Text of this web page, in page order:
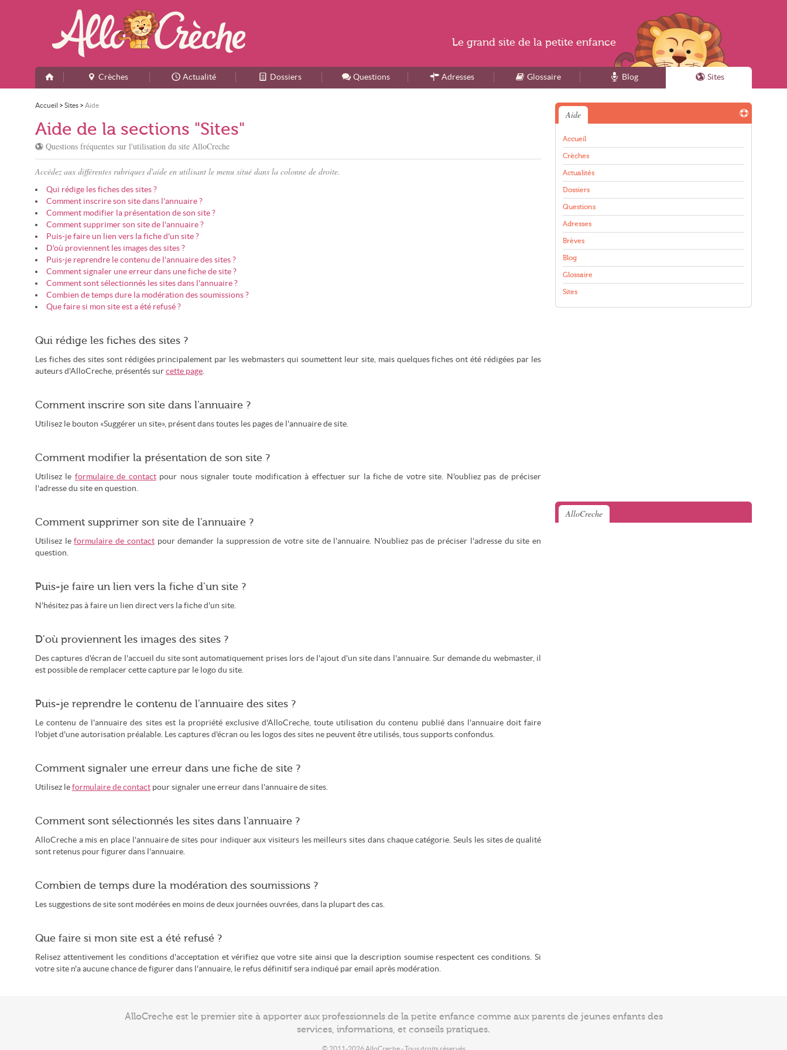
Accueil
Crèches Actualité Dossiers Questions Adresses Glossaire Blog Sites
Accueil > Sites > Aide
Aide de la sections "Sites"
Questions fréquentes sur l'utilisation du site AlloCreche
Accédez aux différentes rubriques d'aide en utilisant le menu situé dans la colonne de droite.
Qui rédige les fiches des sites ?
Comment inscrire son site dans l'annuaire ?
Comment modifier la présentation de son site ?
Comment supprimer son site de l'annuaire ?
Puis-je faire un lien vers la fiche d'un site ?
D'où proviennent les images des sites ?
Puis-je reprendre le contenu de l'annuaire des sites ?
Comment signaler une erreur dans une fiche de site ?
Comment sont sélectionnés les sites dans l'annuaire ?
Combien de temps dure la modération des soumissions ?
Que faire si mon site est a été refusé ?
Qui rédige les fiches des sites ?
Les fiches des sites sont rédigées principalement par les webmasters qui soumettent leur site, mais quelques fiches ont été rédigées par les
auteurs d'AlloCreche, présentés sur cette page.
Comment inscrire son site dans l'annuaire ?
Utilisez le bouton «Suggérer un site», présent dans toutes les pages de l'annuaire de site.
Comment modifier la présentation de son site ?
Utilisez le formulaire de contactpour nous signaler toute modification à effectuer sur la fiche de votre site. N'oubliez pas de préciser
l'adresse du site en question.
Comment supprimer son site de l'annuaire ?
Utilisez leformulaire de contactpour demander la suppression de votre site de l'annuaire. N'oubliez pas de préciser l'adresse du site en
question.
Puis-je faire un lien vers la fiche d'un site ?
N'hésitez pas à faire un lien direct vers la fiche d'un site.
D'où proviennent les images des sites ?
Des captures d'écran de l'accueil du site sont automatiquement prises lors de l'ajout d'un site dans l'annuaire. Sur demande du webmaster, il
est possible de remplacer cette capture par le logo du site.
Puis-je reprendre le contenu de l'annuaire des sites ?
Le contenu de l'annuaire des sites est la propriété exclusive d'AlloCreche, toute utilisation du contenu publié dans l'annuaire doit faire
l'objet d'une autorisation préalable. Les captures d'écran ou les logos des sites ne peuvent être utilisés, tous supports confondus.
Comment signaler une erreur dans une fiche de site ?
Utilisez le formulaire de contact pour signaler une erreur dans l'annuaire de sites.
Comment sont sélectionnés les sites dans l'annuaire ?
AlloCreche a mis en place l'annuaire de sites pour indiquer aux visiteurs les meilleurs sites dans chaque catégorie. Seuls les sites de qualité
sont retenus pour figurer dans l'annuaire.
Combien de temps dure la modération des soumissions ?
Les suggestions de site sont modérées en moins de deux journées ouvrées, dans la plupart des cas.
Que faire si mon site est a été refusé ?
Relisez attentivement les conditions d'acceptation et vérifiez que votre site ainsi que la description soumise respectent ces conditions. Si
votre site n'a aucune chance de figurer dans l'annuaire, le refus définitif sera indiqué par email après modération.
Aide
Accueil
Crèches
Actualités
Dossiers
Questions
Adresses
Brèves
Blog
Glossaire
Sites
AlloCreche
Le grand site de la petite enfance
AlloCreche est le premier site à apporter aux professionnels de la petite enfance comme aux parents de jeunes enfants des
services, informations, et conseils pratiques.